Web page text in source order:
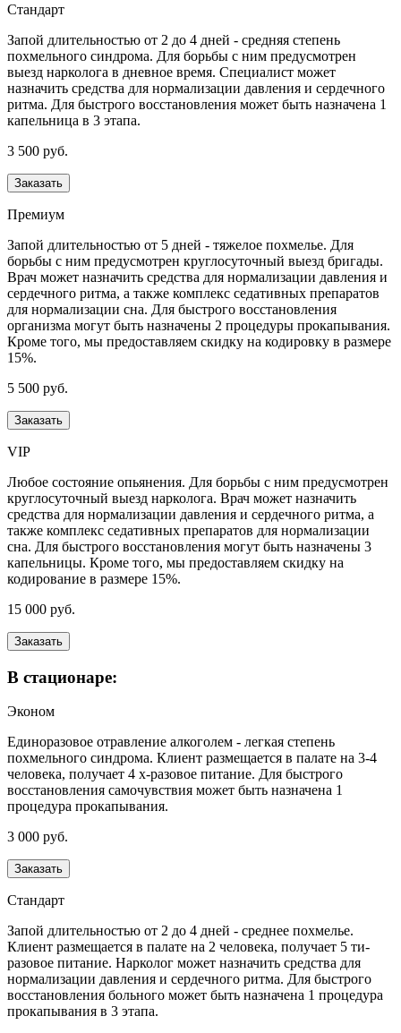
Стандарт
Запой длительностью от 2 до 4 дней - средняя степень
похмельного синдрома. Для борьбы с ним предусмотрен
выезд нарколога в дневное время. Специалист может
назначить средства для нормализации давления и сердечного
ритма. Для быстрого восстановления может быть назначена 1
капельница в 3 этапа.
3 500 руб.
Заказать
Премиум
Запой длительностью от 5 дней - тяжелое похмелье. Для
борьбы с ним предусмотрен круглосуточный выезд бригады.
Врач может назначить средства для нормализации давления и
сердечного ритма, а также комплекс седативных препаратов
для нормализации сна. Для быстрого восстановления
организма могут быть назначены 2 процедуры прокапывания.
Кроме того, мы предоставляем скидку на кодировку в размере
15%.
5 500 руб.
Заказать
VIP
Любое состояние опьянения. Для борьбы с ним предусмотрен
круглосуточный выезд нарколога. Врач может назначить
средства для нормализации давления и сердечного ритма, а
также комплекс седативных препаратов для нормализации
сна. Для быстрого восстановления могут быть назначены 3
капельницы. Кроме того, мы предоставляем скидку на
кодирование в размере 15%.
15 000 руб.
Заказать
В стационаре:
Эконом
Единоразовое отравление алкоголем - легкая степень
похмельного синдрома. Клиент размещается в палате на 3-4
человека, получает 4 х-разовое питание. Для быстрого
восстановления самочувствия может быть назначена 1
процедура прокапывания.
3 000 руб.
Заказать
Стандарт
Запой длительностью от 2 до 4 дней - среднее похмелье.
Клиент размещается в палате на 2 человека, получает 5 ти-
разовое питание. Нарколог может назначить средства для
нормализации давления и сердечного ритма. Для быстрого
восстановления больного может быть назначена 1 процедура
прокапывания в 3 этапа.